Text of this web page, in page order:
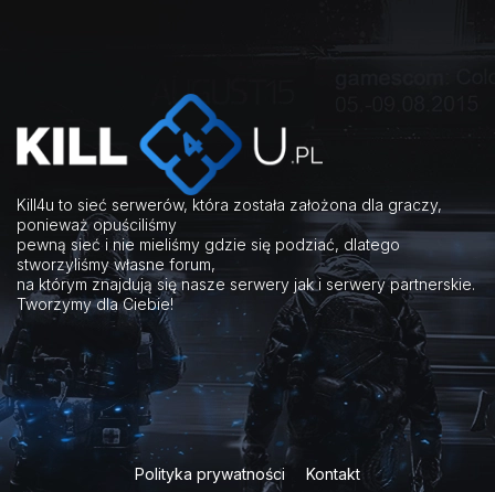
Kill4u to sieć serwerów, która została założona dla graczy,
ponieważ opuściliśmy
pewną sieć i nie mieliśmy gdzie się podziać, dlatego
stworzyliśmy własne forum,
na którym znajdują się nasze serwery jak i serwery partnerskie.
Tworzymy dla Ciebie!
Polityka prywatności Kontakt